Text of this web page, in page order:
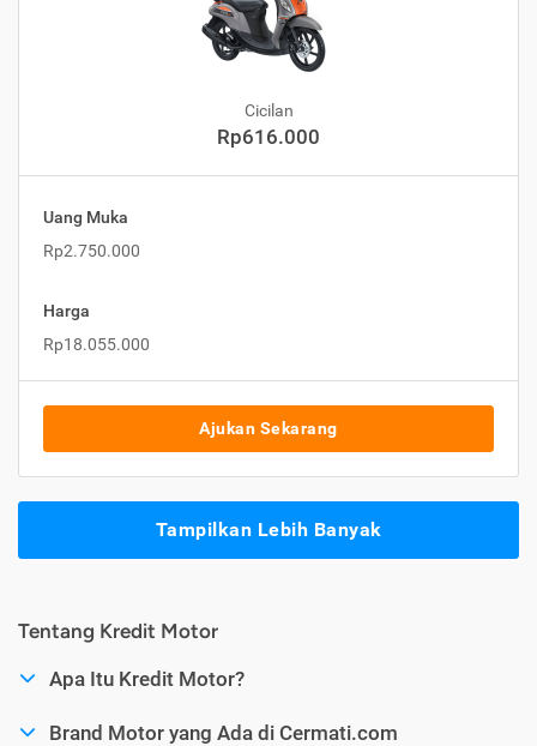
Cicilan
Rp616.000
Uang Muka
Rp2.750.000
Harga
Rp18.055.000
Ajukan Sekarang
Tampilkan Lebih Banyak
Tentang Kredit Motor
Apa Itu Kredit Motor?
Brand Motor yang Ada di Cermati.com